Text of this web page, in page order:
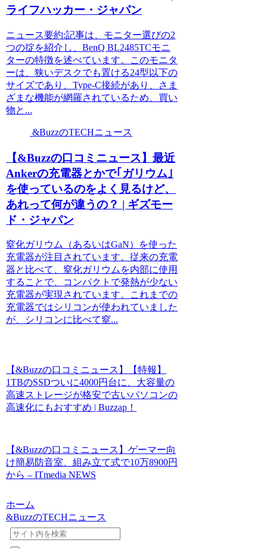
ライフハッカー・ジャパン
ニュース要約:記事は、モニター選びの2
つの掟を紹介し、BenQ BL2485TCモニ
ターの特徴を述べています。このモニタ
ーは、狭いデスクでも置ける24型以下の
サイズであり、Type-C接続があり、さま
ざまな機能が網羅されているため、買い
物と...
&BuzzのTECHニュース
【&Buzzの口コミニュース】最近
Ankerの充電器とかで｢ガリウム｣
を使っているのをよく見るけど、
あれって何が違うの？ | ギズモー
ド・ジャパン
窒化ガリウム（あるいはGaN）を使った
充電器が注目されています。従来の充電
器と比べて、窒化ガリウムを内部に使用
することで、コンパクトで発熱が少ない
充電器が実現されています。これまでの
充電器ではシリコンが使われていました
が、シリコンに比べて窒...
【&Buzzの口コミニュース】【特報】
1TBのSSDついに4000円台に、大容量の
高速ストレージが格安で古いパソコンの
高速化にもおすすめ | Buzzap！
【&Buzzの口コミニュース】ゲーマー向
け簡易防音室、組み立て式で10万8900円
から – ITmedia NEWS
ホーム
&BuzzのTECHニュース